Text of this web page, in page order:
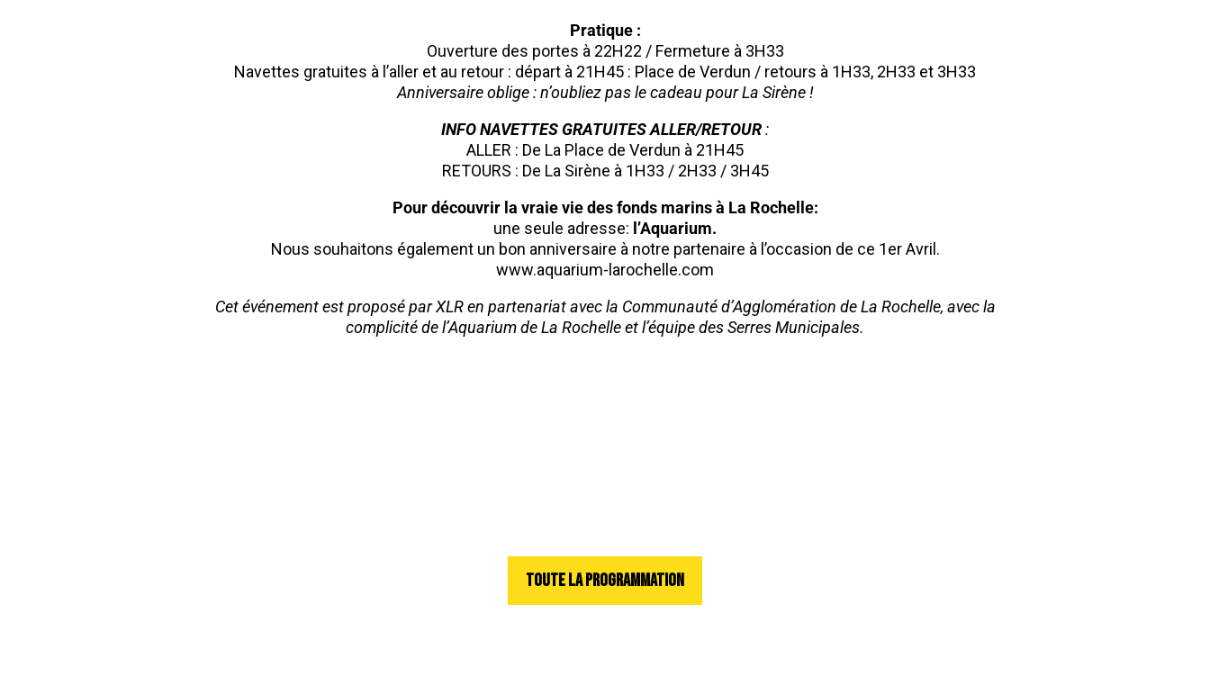
Pratique :
Ouverture des portes à 22H22 / Fermeture à 3H33
Navettes gratuites à l’aller et au retour : départ à 21H45 : Place de Verdun / retours à 1H33, 2H33 et 3H33
Anniversaire oblige : n’oubliez pas le cadeau pour La Sirène !
INFO NAVETTES GRATUITES ALLER/RETOUR:
ALLER : De La Place de Verdun à 21H45
RETOURS : De La Sirène à 1H33 / 2H33 / 3H45
Pour découvrir la vraie vie des fonds marins à La Rochelle:
une seule adresse: l’Aquarium.
Nous souhaitons également un bon anniversaire à notre partenaire à l’occasion de ce 1er Avril.
www.aquarium-larochelle.com
Cet événement est proposé par XLR en partenariat avec la Communauté d’Agglomération de La Rochelle, avec la
complicité de l’Aquarium de La Rochelle et l’équipe des Serres Municipales.
TOUTE LA PROGRAMMATION